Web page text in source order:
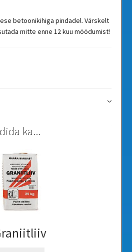
betoonikihiga pindadel. Värskelt
mitte enne 12 kuu möödumist!
ka...